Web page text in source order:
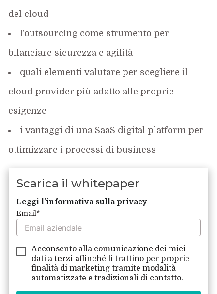
del cloud
l’outsourcing come strumento per
bilanciare sicurezza e agilità
quali elementi valutare per scegliere il
cloud provider più adatto alle proprie
esigenze
i vantaggi di una SaaS digital platform per
ottimizzare i processi di business
Scarica il whitepaper
Leggi l'informativa sulla privacy
Email *
Acconsento alla comunicazione dei miei
dati aterzi affinché li trattino per proprie
finalità di marketing tramite modalità
automatizzate e tradizionali di contatto.